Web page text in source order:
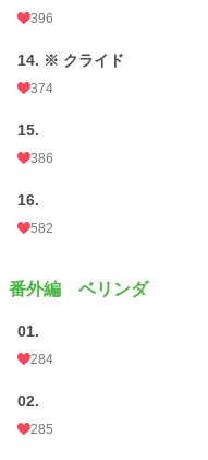
396
14. ※ クライド
374
15.
386
16.
582
番外編 ベリンダ
01.
284
02.
285